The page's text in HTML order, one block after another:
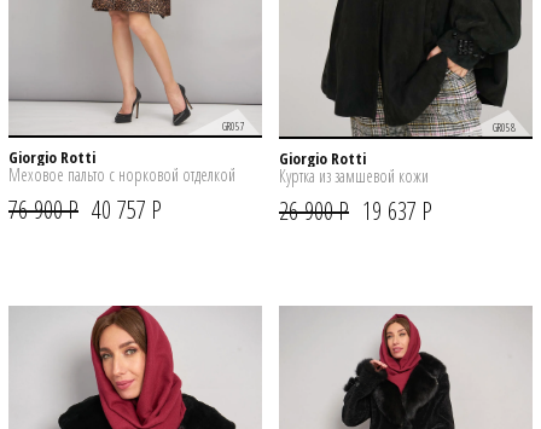
GR057
Giorgio Rotti
Меховое пальто с норковой отделкой
76 900 Р 40 757 Р
GR058
Giorgio Rotti
Куртка из замшевой кожи
26 900 Р 19 637 Р